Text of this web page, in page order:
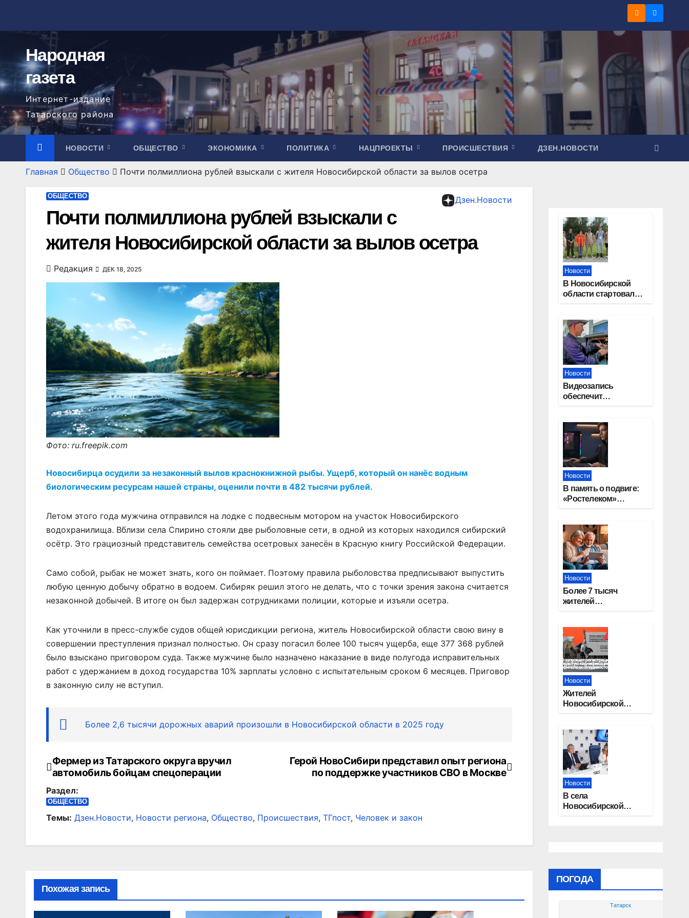
содержимому
Народная
газета
Интернет-издание
Татарского района
НОВОСТИ ОБЩЕСТВО ЭКОНОМИКА ПОЛИТИКА НАЦПРОЕКТЫ ПРОИСШЕСТВИЯ ДЗЕН.НОВОСТИ
Главная Общество Почти полмиллиона рублей взыскали с жителя Новосибирской области за вылов осетра
Дзен.Новости
ОБЩЕСТВО
Почти полмиллиона рублей взыскали с
жителя Новосибирской области за вылов осетра
Редакция ДЕК 18, 2025
Фото: ru.freepik.com
Новосибирца осудили за незаконный вылов краснокнижной рыбы. Ущерб, который он нанёс водным
биологическим ресурсам нашей страны, оценили почти в 482 тысячи рублей.
Летом этого года мужчина отправился на лодке с подвесным мотором на участок Новосибирского
водохранилища. Вблизи села Спирино стояли две рыболовные сети, в одной из которых находился сибирский
осётр. Это грациозный представитель семейства осетровых занесён в Красную книгу Российской Федерации.
Само собой, рыбак не может знать, кого он поймает. Поэтому правила рыболовства предписывают выпустить
любую ценную добычу обратно в водоем. Сибиряк решил этого не делать, что с точки зрения закона считается
незаконной добычей. В итоге он был задержан сотрудниками полиции, которые и изъяли осетра.
Как уточнили в пресс-службе судов общей юрисдикции региона, житель Новосибирской области свою вину в
совершении преступления признал полностью. Он сразу погасил более 100 тысяч ущерба, еще 377 368 рублей
было взыскано приговором суда. Также мужчине было назначено наказание в виде полугода исправительных
работ с удержанием в доход государства 10% зарплаты условно с испытательным сроком 6 месяцев. Приговор
в законную силу не вступил.
Более 2,6 тысячи дорожных аварий произошли в Новосибирской области в 2025 году
Навигация
по
записям
Герой НовоСибири представил опыт региона
по поддержке участников СВО в Москве
Фермер из Татарского округа вручил
автомобиль бойцам спецоперации
Раздел:
ОБЩЕСТВО
Темы: Дзен.Новости, Новости региона, Общество, Происшествия, ТГпост, Человек и закон
Похожая запись
Новости
В Новосибирской
области стартовал
Новости
Видеозапись
обеспечит
Новосибирской
области
Новости
В память о подвиге:
«Ростелеком»
за Москву»
Новости
Более 7 тысяч
жителей
увеличение пенсии
после 80 лет
Новости
Жителей
Новосибирской
квалификацию
премии «КАРДО»
Новости
В села
Новосибирской
ПОГОДА
Татарск